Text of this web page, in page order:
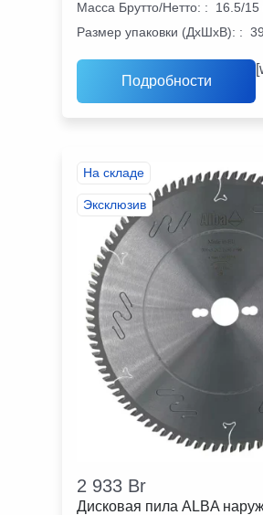
Масса Брутто/Нетто: :
16.5/15
Размер упаковки (ДхШхВ): :
Подробности
На складе
Эксклюзив
2 933 Br
Дисковая пила ALBA